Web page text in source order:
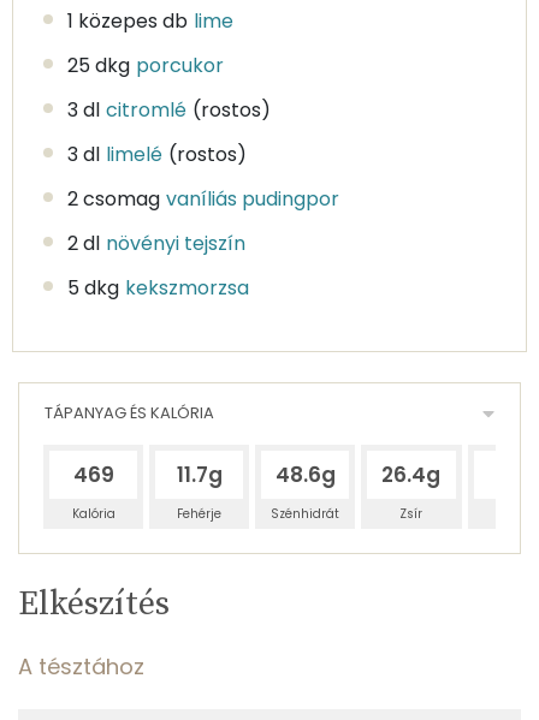
1 közepes db lime
25 dkg porcukor
3 dl citromlé (rostos)
3 dl limelé (rostos)
2 csomag vaníliás pudingpor
2 dl növényi tejszín
5 dkg kekszmorzsa
TÁPANYAG ÉS KALÓRIA
469
Kalória
11.7g
Fehérje
48.6g
Szénhidrát
26.4g
Zsír
Egy
adagban
6%
TÁPANYAGTARTALOM
Elkészítés
A tésztához